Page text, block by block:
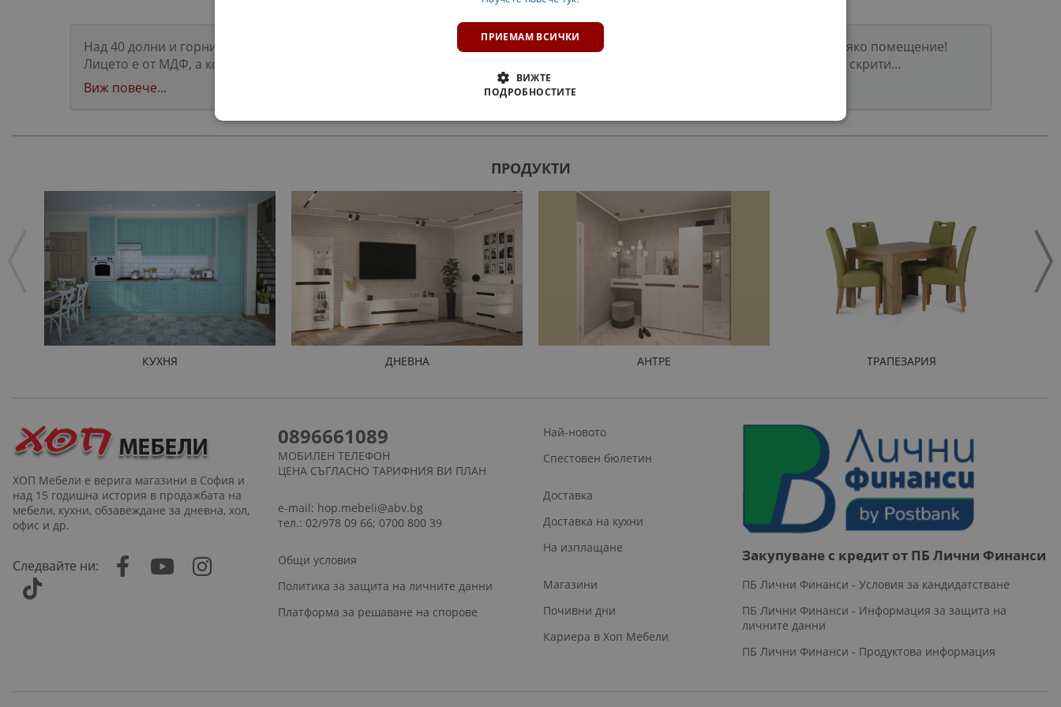
Над 40 долни и горни кухненски шкафове Зарина в нежен светъл цвят светла мента са елегантно и модерно решение за всяко помещение!
Лицето е от МДФ, а корпусът от ПДЧ. С височина на горния ред от 72 или 92 см., за да имате повече място за съхранение и скрити...
Виж повече...
ПРОДУКТИ
КУХНЯ ДНЕВНА АНТРЕ ТРАПЕЗАРИЯ
ХОП Мебели е верига магазини в София и
над 15 годишна история в продажбата на
мебели, кухни, обзавеждане за дневна, хол,
офис и др.
Следвайте ни:
0896661089
МОБИЛЕН ТЕЛЕФОН
ЦЕНА СЪГЛАСНО ТАРИФНИЯ ВИ ПЛАН
e-mail: hop.mebeli@abv.bg
тел.: 02/978 09 66; 0700 800 39
Общи условия
Политика за защита на личните данни
Платформа за решаване на спорове
Най-новото
Спестовен бюлетин
Доставка
Доставка на кухни
На изплащане
Магазини
Почивни дни
Кариера в Хоп Мебели
Закупуване с кредит от ПБ Лични Финанси
ПБ Лични Финанси - Условия за кандидатстване
ПБ Лични Финанси - Информация за защита на
личните данни
ПБ Лични Финанси - Продуктова информация
ПРИЕМАМ ВСИЧКИ
ВИЖТЕ
ПОДРОБНОСТИТЕ